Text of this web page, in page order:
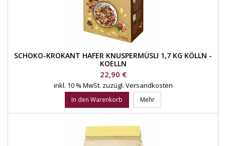
SCHOKO-KROKANT HAFER KNUSPERMÜSLI 1,7 KG KÖLLN -
KOELLN
Preis
22,90 €
inkl. 10 % MwSt. zuzügl. Versandkosten
In den Warenkorb Mehr